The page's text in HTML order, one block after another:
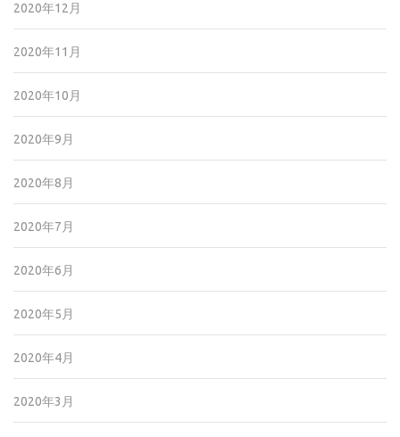
2020年12月
2020年11月
2020年10月
2020年9月
2020年8月
2020年7月
2020年6月
2020年5月
2020年4月
2020年3月